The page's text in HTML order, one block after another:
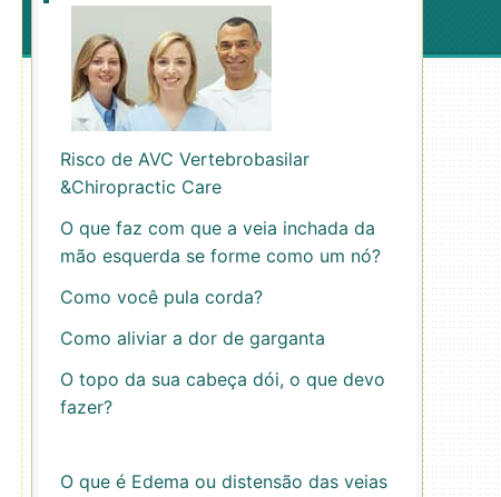
Risco de AVC Vertebrobasilar
&Chiropractic Care
O que faz com que a veia inchada da
mão esquerda se forme como um nó?
Como você pula corda?
Como aliviar a dor de garganta
O topo da sua cabeça dói, o que devo
fazer?
O que é Edema ou distensão das veias